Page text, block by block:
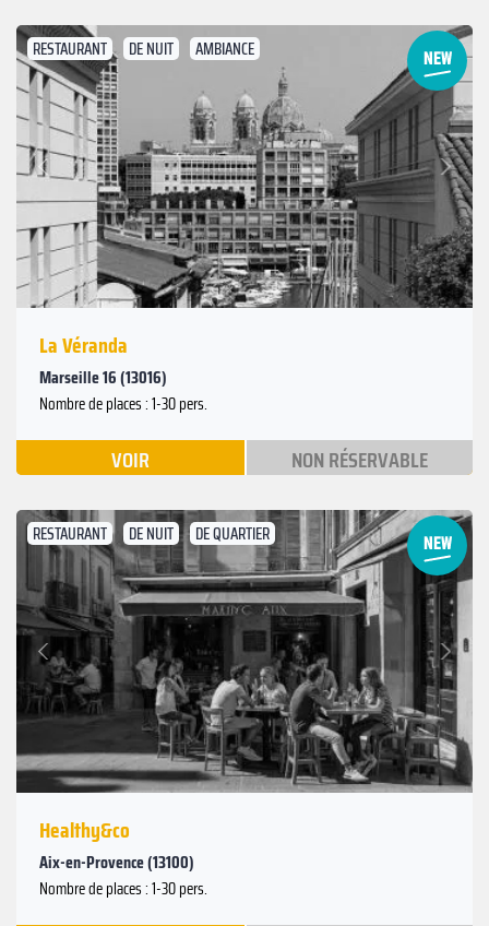
RESTAURANT DE NUIT AMBIANCE
Précédent
Suivant
La Véranda
Marseille 16 (13016)
Nombre de places : 1-30 pers.
VOIR NON RÉSERVABLE
RESTAURANT DE NUIT DE QUARTIER
Précédent
Suivant
Healthy&co
Aix-en-Provence (13100)
Nombre de places : 1-30 pers.